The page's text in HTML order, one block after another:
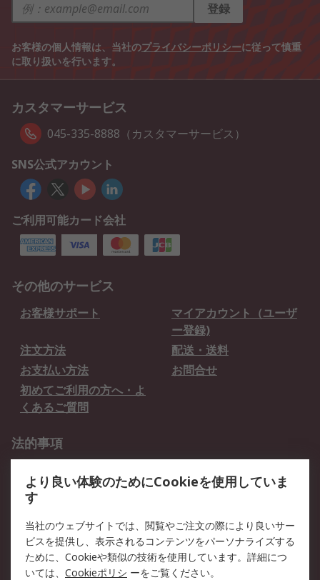
登録
お客様の個人情報は、当社のプライバシーポリシーに従って慎重
に取り扱いを行います。
カスタマーサービス
045-335-8888（カスタマーサービス）
SNS公式アカウント
ご利用可能カード会社
その他のサービス
お客様サポート
マイアカウント（ユーザ
ー登録)
注文方法
配送・送料
お支払い方法
お問合せ
初めてご利用の方へ・よ
くあるご質問
法的事項
クッキーポリシー
RSについて
会社概要
採用情報
プレスリリース＆お知ら
コーポレートサイト
より良い体験のためにCookieを使用していま
す
当社のウェブサイトでは、閲覧やご注文の際により良いサー
ビスを提供し、表示されるコンテンツをパーソナライズする
ために、Cookieや類似の技術を使用しています。詳細につ
いては、 Cookieポリシ ーをご覧ください。